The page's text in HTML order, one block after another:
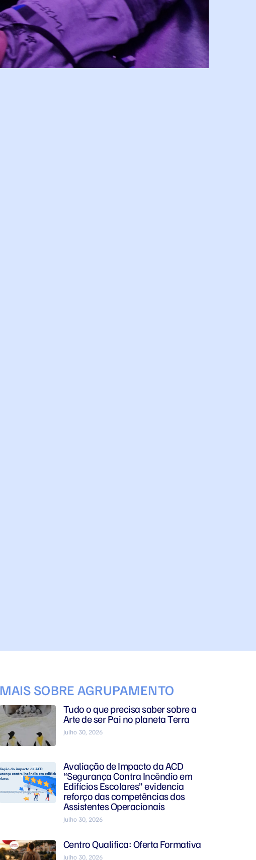
MAIS SOBRE AGRUPAMENTO
Tudo o que precisa saber sobre a
Arte de ser Pai no planeta Terra
Julho 30, 2026
Avaliação de Impacto da ACD
“Segurança Contra Incêndio em
Edifícios Escolares” evidencia
reforço das competências dos
Assistentes Operacionais
Julho 30, 2026
Centro Qualifica: Oferta Formativa
Julho 30, 2026